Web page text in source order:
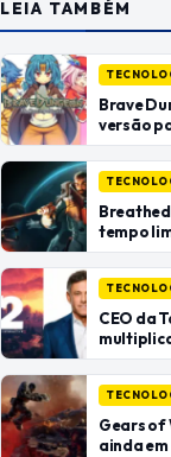
LEIA TAMBÉM
Brave
versão
tempo
CEO da
Gears of
ainda